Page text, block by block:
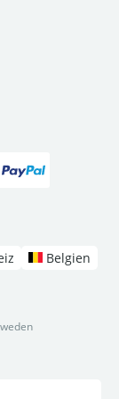
Belgien